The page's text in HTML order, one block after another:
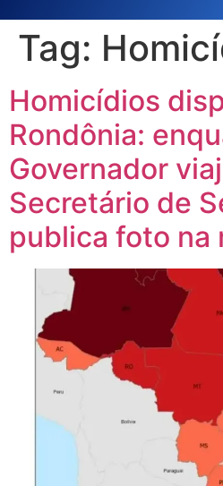
Tag:
Homicídios
Rondônia:
Governador
Secretário de
publica foto na